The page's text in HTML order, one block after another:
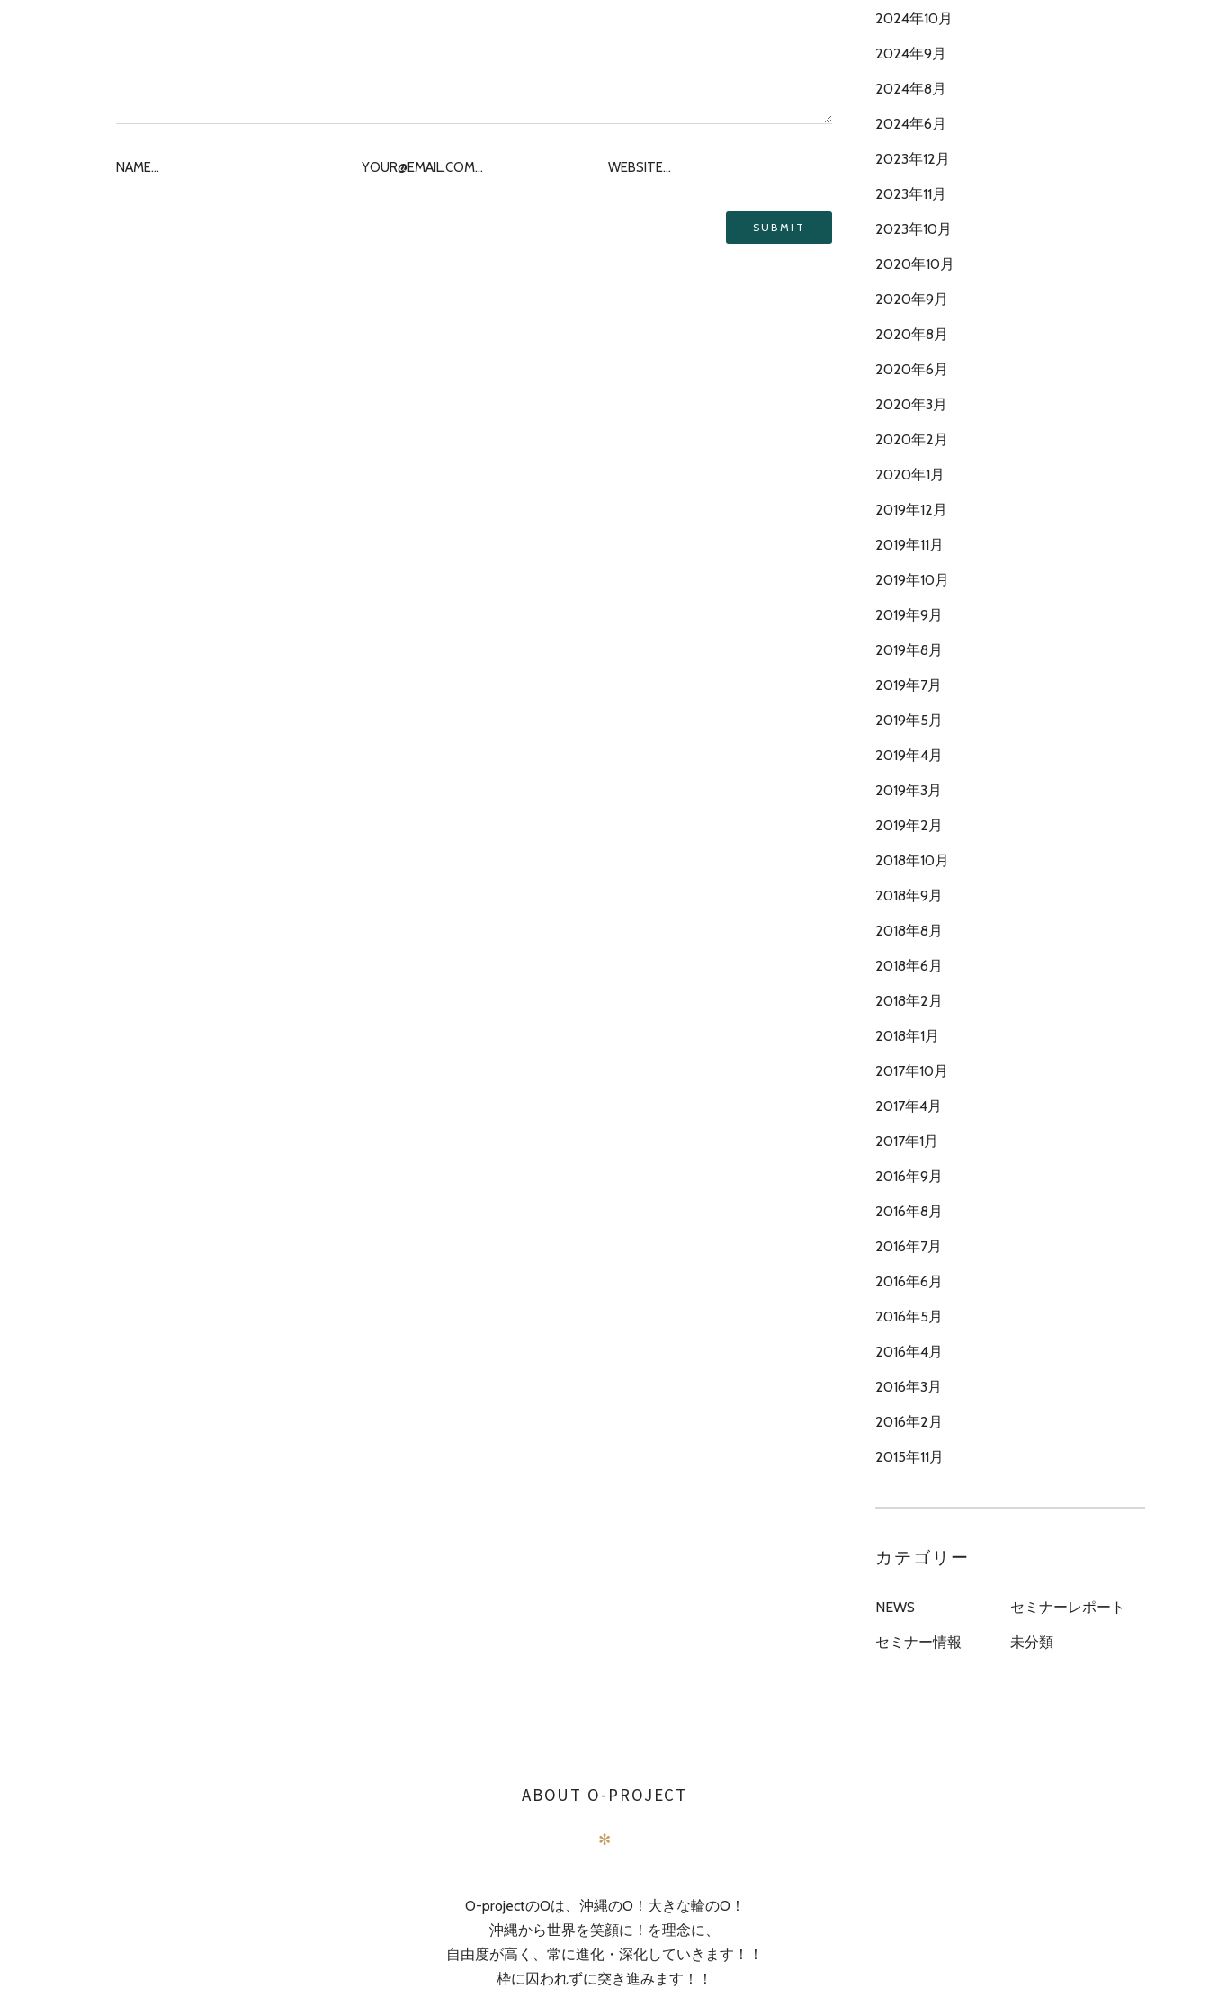
2024年10月
2024年9月
2024年8月
2024年6月
2023年12月
2023年11月
2023年10月
2020年10月
2020年9月
2020年8月
2020年6月
2020年3月
2020年2月
2020年1月
2019年12月
2019年11月
2019年10月
2019年9月
2019年8月
2019年7月
2019年5月
2019年4月
2019年3月
2019年2月
2018年10月
2018年9月
2018年8月
2018年6月
2018年2月
2018年1月
2017年10月
2017年4月
2017年1月
2016年9月
2016年8月
2016年7月
2016年6月
2016年5月
2016年4月
2016年3月
2016年2月
2015年11月
カテゴリー
NEWS セミナーレポート
セミナー情報 未分類
ABOUT O-PROJECT
✻
O-projectのOは、沖縄のO！大きな輪のO！
沖縄から世界を笑顔に！を理念に、
自由度が高く、常に進化・深化していきます！！
枠に囚われずに突き進みます！！